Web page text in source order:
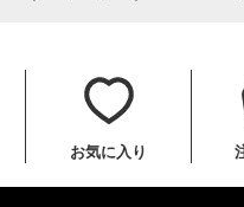
お気に入り